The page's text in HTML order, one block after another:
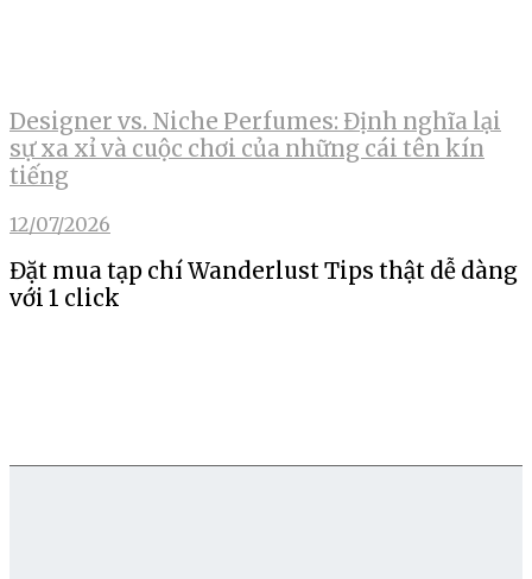
Designer vs. Niche Perfumes: Định nghĩa lại
sự xa xỉ và cuộc chơi của những cái tên kín
tiếng
12/07/2026
Đặt mua tạp chí Wanderlust Tips thật dễ dàng
với 1 click